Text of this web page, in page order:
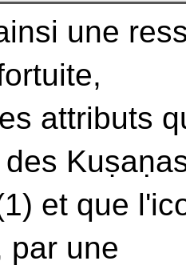
une
attributs
et que
par une